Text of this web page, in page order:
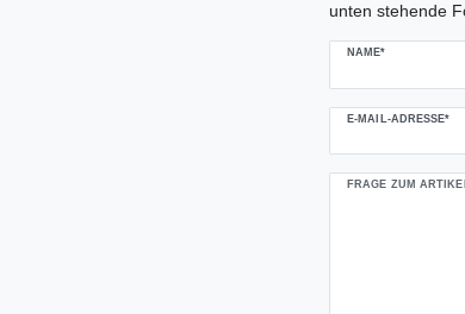
unten stehende
NAME*
E-MAIL-ADRESSE*
FRAGE ZUM